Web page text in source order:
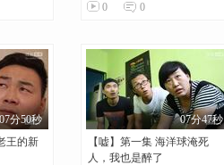
0
0
07分50秒
王的新
07分47秒
【嘘】第一集 海洋球淹死
人，我也是醉了